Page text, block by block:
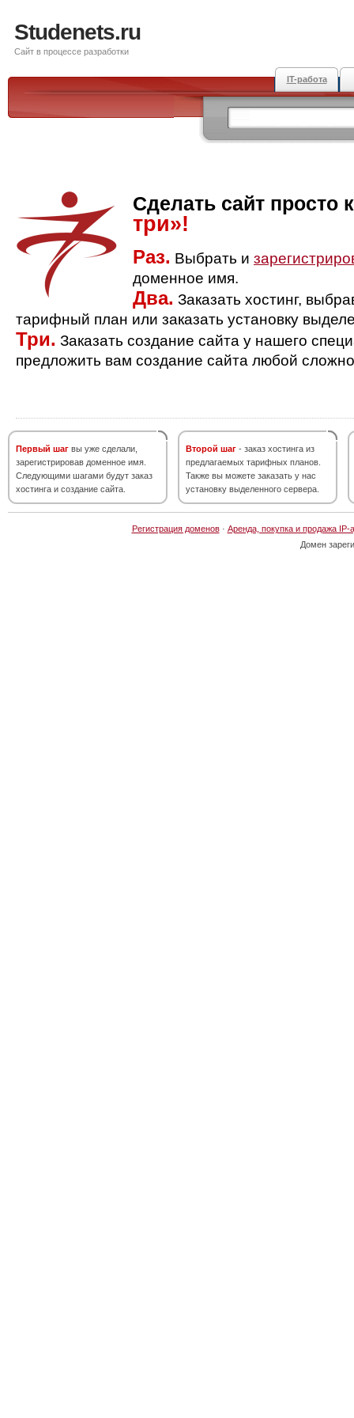
Studenets.ru
Сайт в процессе разработки
IT-работа
Сделать сайт просто
три»!
Раз. Выбрать и
доменное имя.
Два. Заказать хостинг,
тарифный план или заказать установку
Три. Заказать создание сайта у нашего
предложить вам создание сайта любой
Первый шаг вы уже сделали,
зарегистрировав доменное имя.
Следующими шагами будут заказ
хостинга и создание сайта.
Второй шаг - заказ хостинга из
предлагаемых тарифных планов.
Также вы можете заказать у нас
установку выделенного сервера.
Регистрация доменов· Аренда, покупка и продажа IP-
Домен